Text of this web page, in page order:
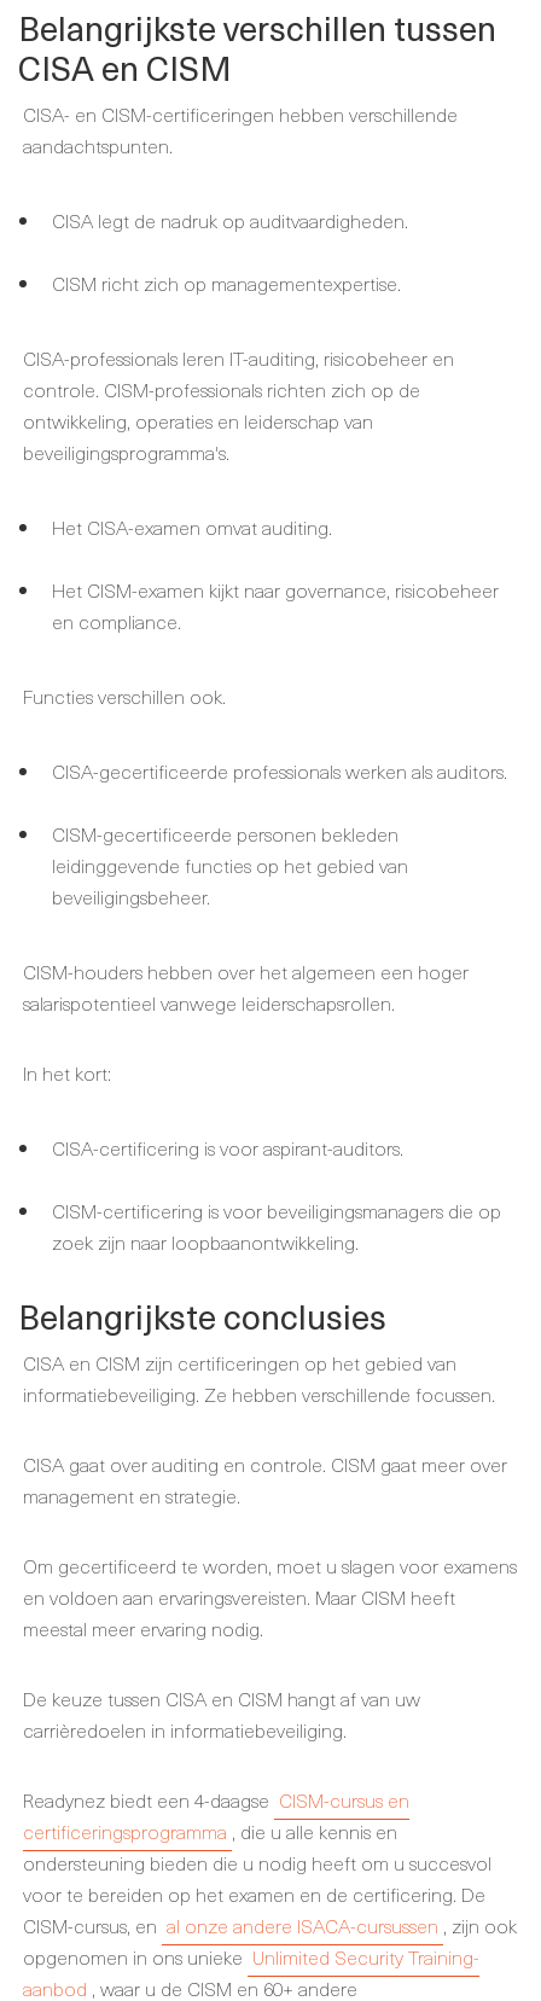
Belangrijkste verschillen tussen
CISA en CISM
CISA- en CISM-certificeringen hebben verschillende
aandachtspunten.
CISA legt de nadruk op auditvaardigheden.
CISM richt zich op managementexpertise.
CISA-professionals leren IT-auditing, risicobeheer en
controle. CISM-professionals richten zich op de
ontwikkeling, operaties en leiderschap van
beveiligingsprogramma's.
Het CISA-examen omvat auditing.
Het CISM-examen kijkt naar governance, risicobeheer
en compliance.
Functies verschillen ook.
CISA-gecertificeerde professionals werken als auditors.
CISM-gecertificeerde personen bekleden
leidinggevende functies op het gebied van
beveiligingsbeheer.
CISM-houders hebben over het algemeen een hoger
salarispotentieel vanwege leiderschapsrollen.
In het kort:
CISA-certificering is voor aspirant-auditors.
CISM-certificering is voor beveiligingsmanagers die op
zoek zijn naar loopbaanontwikkeling.
Belangrijkste conclusies
CISA en CISM zijn certificeringen op het gebied van
informatiebeveiliging. Ze hebben verschillende focussen.
CISA gaat over auditing en controle. CISM gaat meer over
management en strategie.
Om gecertificeerd te worden, moet u slagen voor examens
en voldoen aan ervaringsvereisten. Maar CISM heeft
meestal meer ervaring nodig.
De keuze tussen CISA en CISM hangt af van uw
carrièredoelen in informatiebeveiliging.
Readynez biedt een 4-daagse CISM-cursus en
certificeringsprogramma , die u alle kennis en
ondersteuning bieden die u nodig heeft om u succesvol
voor te bereiden op het examen en de certificering. De
CISM-cursus, en al onze andere ISACA-cursussen , zijn ook
opgenomen in ons unieke Unlimited Security Training-
aanbod , waar u de CISM en 60+ andere